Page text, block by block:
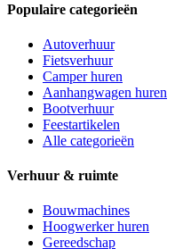
Populaire categorieën
Autoverhuur
Fietsverhuur
Camper huren
Aanhangwagen huren
Bootverhuur
Feestartikelen
Alle categorieën
Verhuur & ruimte
Bouwmachines
Hoogwerker huren
Gereedschap